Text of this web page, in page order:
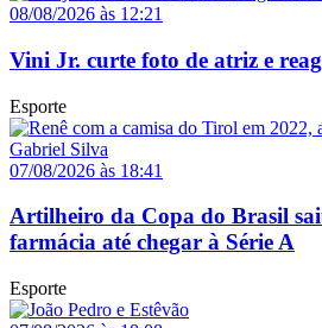
08/08/2026 às 12:21
Vini Jr. curte foto de atriz e
Esporte
07/08/2026 às 18:41
Artilheiro da Copa do Brasil
farmácia até chegar à Série A
Esporte